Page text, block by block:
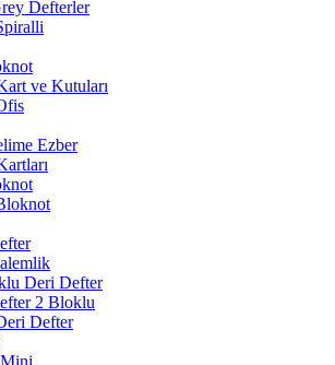
Defterler
ve Kutuları
Ezber
Deri Defter
2 Bloklu
Defter